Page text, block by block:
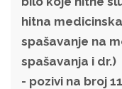
hitna
spašavanje na
spašavanja i dr.)
- pozivi na broj